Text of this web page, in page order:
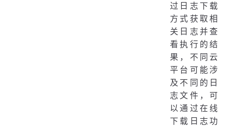
过日志下载
方式获取相
关日志并查
看执行的结
果，不同云
平台可能涉
及不同的日
志文件，可
以通过在线
下载日志功